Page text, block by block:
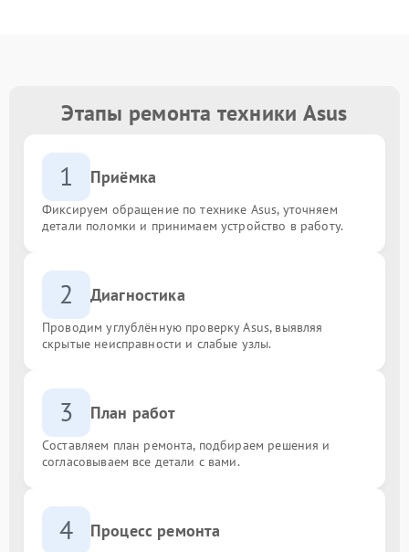
Этапы ремонта техники Asus
1 Приёмка
Фиксируем обращение по технике Asus, уточняем
детали поломки и принимаем устройство в работу.
2 Диагностика
Проводим углублённую проверку Asus, выявляя
скрытые неисправности и слабые узлы.
3 План работ
Составляем план ремонта, подбираем решения и
согласовываем все детали с вами.
4 Процесс ремонта